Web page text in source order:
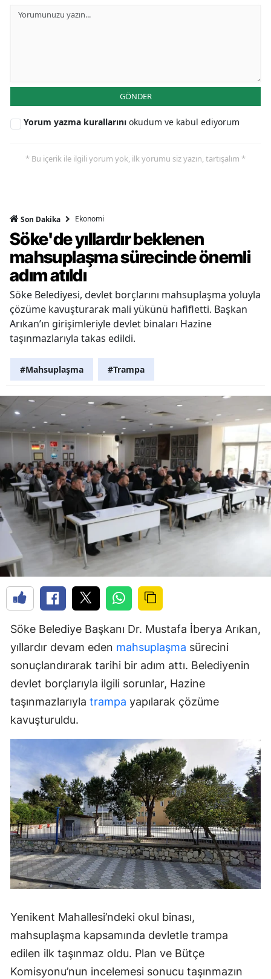
GÖNDER
Yorum yazma kurallarını okudum ve kabul ediyorum
* Bu içerik ile ilgili yorum yok, ilk yorumu siz yazın, tartışalım *
Son Dakika Ekonomi
Söke'de yıllardır beklenen
mahsuplaşma sürecinde önemli
adım atıldı
Söke Belediyesi, devlet borçlarını mahsuplaşma yoluyla
çözüme kavuşturarak mali yükünü hafifletti. Başkan
Arıkan’ın girişimleriyle devlet binaları Hazine
taşınmazlarıyla takas edildi.
#Mahsuplaşma #Trampa
Söke Belediye Başkanı Dr. Mustafa İberya Arıkan,
yıllardır devam eden mahsuplaşma sürecini
sonuçlandırarak tarihi bir adım attı. Belediyenin
devlet borçlarıyla ilgili sorunlar, Hazine
taşınmazlarıyla trampa yapılarak çözüme
kavuşturuldu.
Yenikent Mahallesi’ndeki okul binası,
mahsuplaşma kapsamında devletle trampa
edilen ilk taşınmaz oldu. Plan ve Bütçe
Komisyonu’nun incelemesi sonucu taşınmazın